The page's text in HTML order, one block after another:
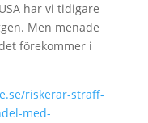
har vi tidigare
Men menade
förekommer i
riskerar-straff-
med-